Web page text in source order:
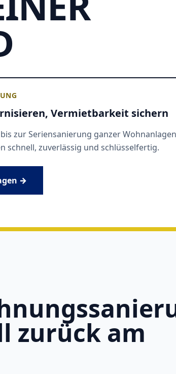
Vermietbarkeit sichern
zur Seriensanierung ganzer
schnell, zuverlässig und schlüsselfertig.
→
zurück am